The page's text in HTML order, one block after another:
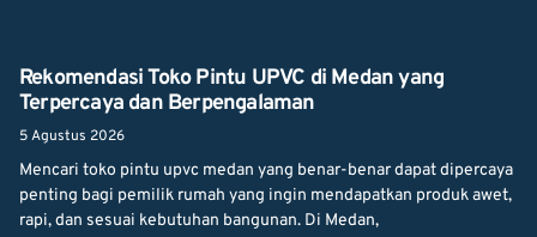
Rekomendasi Toko Pintu UPVC di Medan yang
Terpercaya dan Berpengalaman
5 Agustus 2026
Mencari toko pintu upvc medan yang benar-benar dapat dipercaya
penting bagi pemilik rumah yang ingin mendapatkan produk awet,
rapi, dan sesuai kebutuhan bangunan. Di Medan,